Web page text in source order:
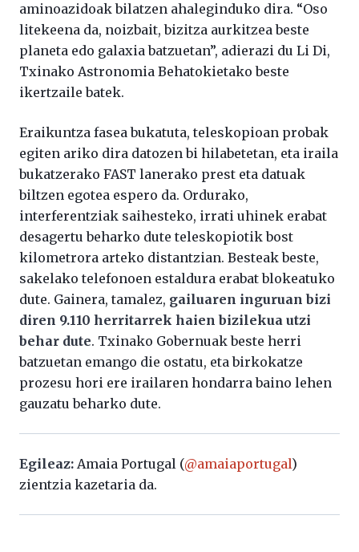
aminoazidoak bilatzen ahaleginduko dira. “Oso
litekeena da, noizbait, bizitza aurkitzea beste
planeta edo galaxia batzuetan”, adierazi du Li Di,
Txinako Astronomia Behatokietako beste
ikertzaile batek.
Eraikuntza fasea bukatuta, teleskopioan probak
egiten ariko dira datozen bi hilabetetan, eta iraila
bukatzerako FAST lanerako prest eta datuak
biltzen egotea espero da. Ordurako,
interferentziak saihesteko, irrati uhinek erabat
desagertu beharko dute teleskopiotik bost
kilometrora arteko distantzian. Besteak beste,
sakelako telefonoen estaldura erabat blokeatuko
dute. Gainera, tamalez, gailuaren inguruan bizi
diren 9.110 herritarrek haien bizilekua utzi
behar dute. Txinako Gobernuak beste herri
batzuetan emango die ostatu, eta birkokatze
prozesu hori ere irailaren hondarra baino lehen
gauzatu beharko dute.
Egileaz: Amaia Portugal (@amaiaportugal)
zientzia kazetaria da.